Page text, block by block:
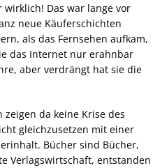
wirklich! Das war lange vor
neue Käuferschichten
als das Fernsehen aufkam,
das Internet nur erahnbar
aber verdrängt hat sie die
da keine Krise des
gleichzusetzen mit einer
Bücher sind Bücher,
Verlagswirtschaft, entstanden